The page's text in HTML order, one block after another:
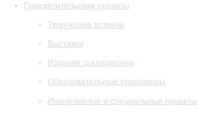
Просветительские проекты
Творческие встречи
Выставки
Издания филармонии
Образовательные программы
Инклюзивные и специальные проекты